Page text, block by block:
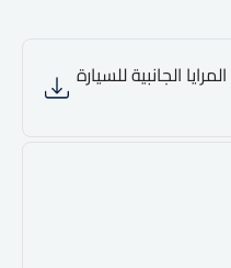
الجانبية للسيارة